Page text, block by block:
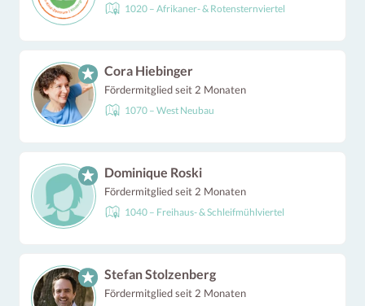
1020 – Afrikaner- & Rotensternviertel
Cora Hiebinger
Fördermitglied seit 2 Monaten
1070 – West Neubau
Dominique Roski
Fördermitglied seit 2 Monaten
1040 – Freihaus- & Schleifmühlviertel
Stefan Stolzenberg
Fördermitglied seit 2 Monaten